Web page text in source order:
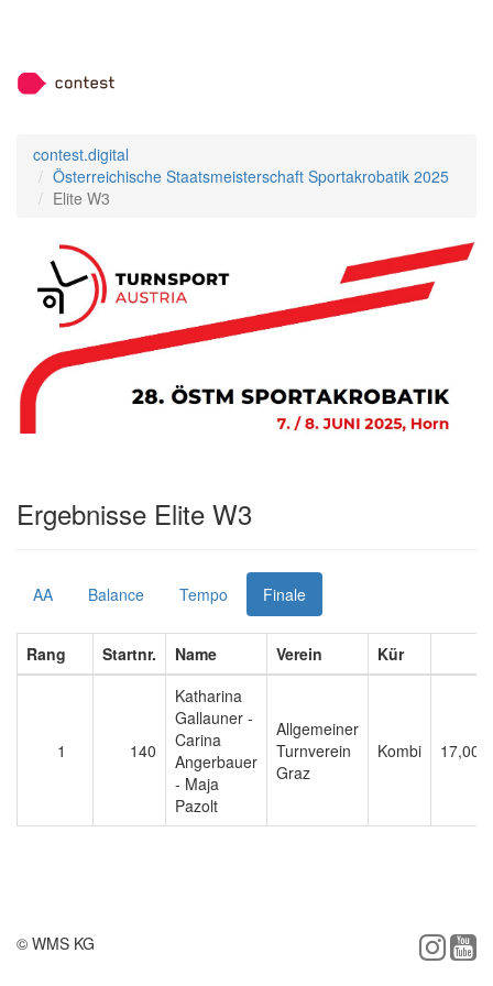
contest.digital
Österreichische Staatsmeisterschaft Sportakrobatik 2025
Elite W3
Ergebnisse Elite W3
AA Balance Tempo Finale
Rang Startnr. Name Verein Kür
1 140
Katharina
Gallauner -
Carina
Angerbauer
- Maja
Pazolt
Allgemeiner
Turnverein
Graz
Kombi 17,000
© WMS KG